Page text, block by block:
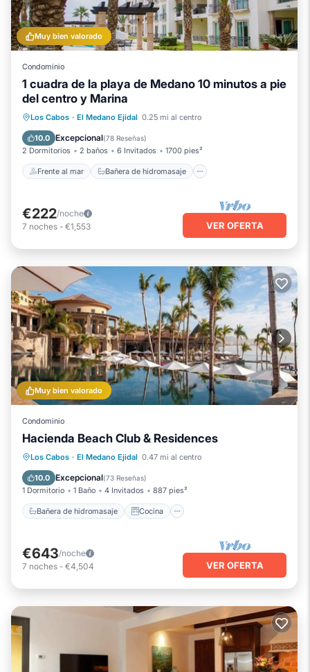
Muy bien valorado
Condominio
1 cuadra de la playa de Medano 10 minutos a pie
del centro y Marina
Los Cabos · El Medano Ejidal 0.25 mi al centro
10.0 Excepcional(78 Reseñas)
2 Dormitorios 2 baños 6 Invitados 1700 pies²
Frente al mar Bañera de hidromasaje
Frente al mar
Bañera de hidromasaje
Piscina
Vista al mar
€222/noche
7 noches - €1,553 VER OFERTA
Muy bien valorado
Condominio
Hacienda Beach Club & Residences
Los Cabos · El Medano Ejidal 0.47 mi al centro
10.0 Excepcional(73 Reseñas)
1 Dormitorio 1 Baño 4 Invitados 887 pies²
Bañera de hidromasaje Cocina
Bañera de hidromasaje
Cocina
Aire acondicionado
€643/noche
7 noches - €4,504 VER OFERTA